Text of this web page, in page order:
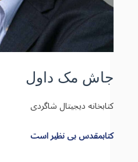
جاش مک داول
کتابخانه دیجیتال شاگردی
کتابمقدس بی نظیر است